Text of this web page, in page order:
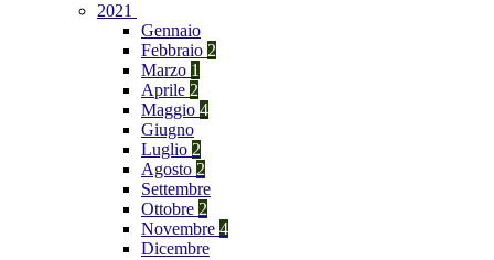
2021
Gennaio
Febbraio 2
Marzo 1
Aprile 2
Maggio 4
Giugno
Luglio 2
Agosto 2
Settembre
Ottobre 2
Novembre 4
Dicembre